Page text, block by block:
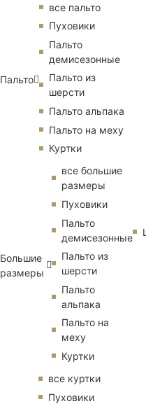
Пальто
все пальто
Пуховики
Пальто
демисезонные
Пальто из
шерсти
Пальто альпака
Пальто на меху
Куртки
Большие
размеры
все большие
размеры
Пуховики
Пальто
демисезонные
Пальто из
шерсти
Пальто
альпака
Пальто на
меху
Куртки
все куртки
Пуховики